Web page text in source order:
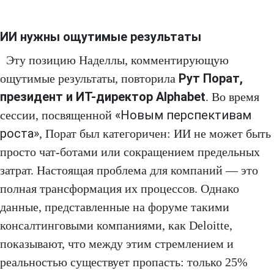
ИИ нужны ощутимые результаты
Эту позицию Наделлы, комментирующую
ощутимые результаты, повторила Рут Порат,
президент и ИТ-директор Alphabet. Во время
сессии, посвященной «Новым перспективам
роста», Порат был категоричен: ИИ не может быть
просто чат-ботами или сокращением предельных
затрат. Настоящая проблема для компаний — это
полная трансформация их процессов. Однако
данные, представленные на форуме такими
консалтинговыми компаниями, как Deloitte,
показывают, что между этим стремлением и
реальностью существует пропасть: только 25%